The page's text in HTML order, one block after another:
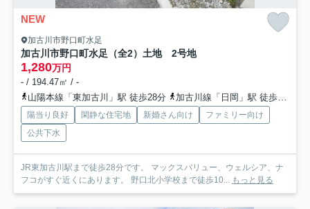
NEW
加古川市野口町水足
加古川市野口町水足（全2）土地 2号地
1,280万円
- / 194.47㎡ / -
山陽本線「東加古川」駅 徒歩28分
加古川線「日岡」駅 徒歩33分
陽当り良好 閑静な住宅地 新婚さん向け
ファミリー向け
公共下水
JR東加古川駅まで徒歩28分です。 マックスバリュー、ウェルシア、ナ
フコがすぐ近くにあります。 野口北小学校まで徒歩10...
もっと見る